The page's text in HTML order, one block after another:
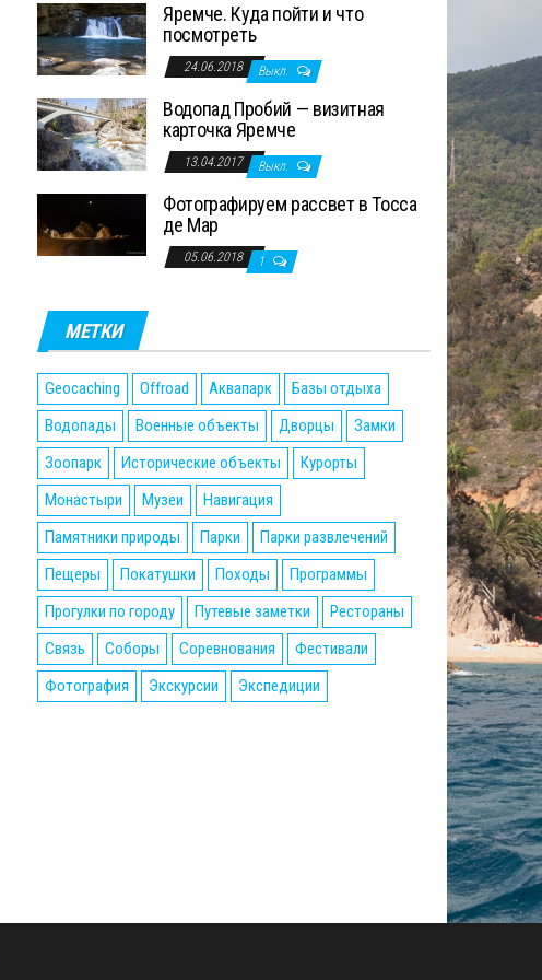
Яремче. Куда пойти и что
посмотреть
24.06.2018 Выкл.
Водопад Пробий — визитная
карточка Яремче
13.04.2017 Выкл.
Фотографируем рассвет в Тосса
де Мар
05.06.2018 1
МЕТКИ
Geocaching Offroad Аквапарк
Базы отдыха
Водопады
Военные объекты Дворцы
Замки
Зоопарк
Исторические объекты
Курорты
Монастыри
Музеи
Навигация
Памятники природы
Парки
Парки развлечений
Пещеры
Покатушки Походы
Программы
Прогулки по городу
Путевые заметки
Рестораны
Связь
Соборы Соревнования
Фестивали
Фотография
Экскурсии Экспедиции